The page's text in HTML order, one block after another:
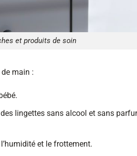
et produits de soin
main :
lingettes sans alcool et sans
et le frottement.